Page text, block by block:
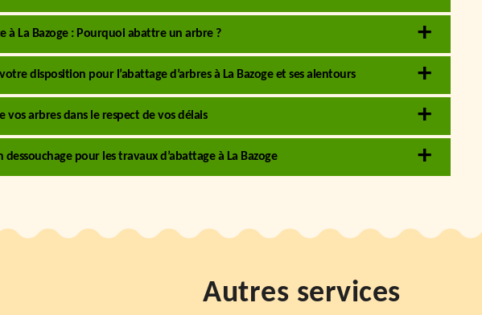
à La Bazoge : Pourquoi abattre un arbre ?
disposition pour l’abattage d’arbres à La Bazoge et ses alentours
vos arbres dans le respect de vos délais
pour les travaux d’abattage à La Bazoge
Autres services